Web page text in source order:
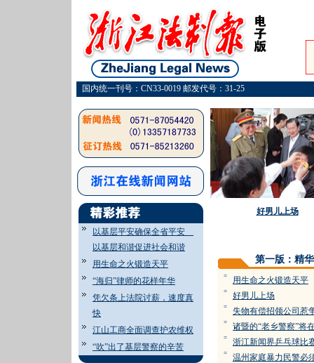
国内统一刊号：CN33-0019 邮发代号：31-25
以基层平安确保全省平安
以基层和谐促进社会和谐
用生命之火锻造天平
“海归”律师的花样年华
凭欠条上法院讨薪，速度真
快
江山工商全面调查护农维权
“吹”出了基层警察的辛苦
好男儿上场
第一版：精
= 用生命之火锻造天平
= 好男儿上场
= 失物有偿招领公司惹
= 诸暨的“老乡警察”将
= 浙江新闻界乒乓球比
= 温州家庭暴力民警必